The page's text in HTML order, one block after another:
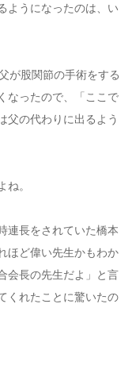
ようになったのは、い
が股関節の手術をする
なったので、「ここで
父の代わりに出るよう
。
連長をされていた橋本
ほど偉い先生かもわか
会長の先生だよ」と言
くれたことに驚いたの